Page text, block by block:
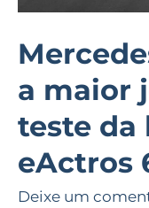
a maior
teste da
eActros
Deixe um
com
eActros
600